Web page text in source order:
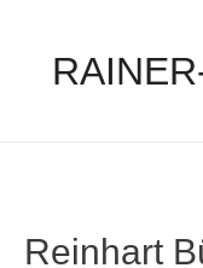
Reinhart